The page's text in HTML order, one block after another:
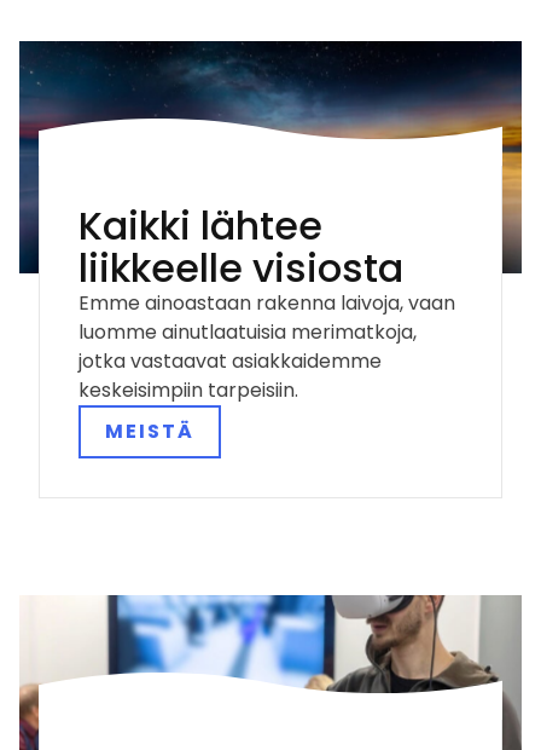
Kaikki lähtee
liikkeelle visiosta
Emme ainoastaan rakenna laivoja, vaan
luomme ainutlaatuisia merimatkoja,
jotka vastaavat asiakkaidemme
keskeisimpiin tarpeisiin.
MEISTÄ